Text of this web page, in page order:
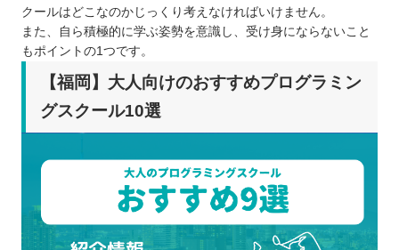
クールはどこなのかじっくり考えなければいけません。
また、自ら積極的に学ぶ姿勢を意識し、受け身にならないこと
もポイントの1つです。
【福岡】大人向けのおすすめプログラミン
グスクール10選